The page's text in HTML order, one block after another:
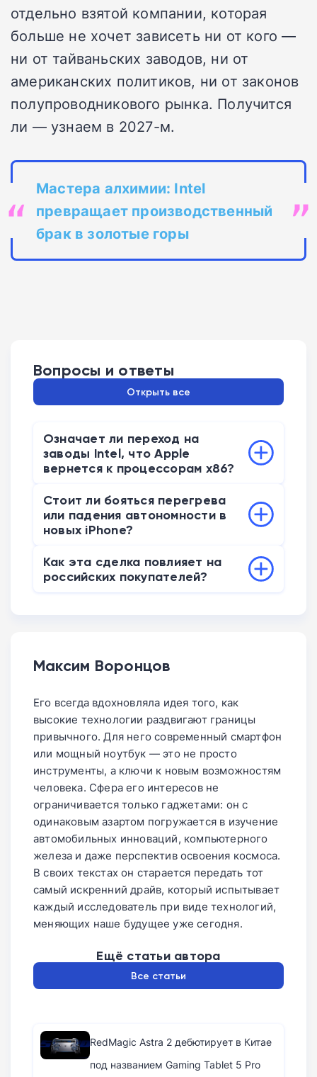
отдельно взятой компании, которая
больше не хочет зависеть ни от кого —
ни от тайваньских заводов, ни от
американских политиков, ни от законов
полупроводникового рынка. Получится
ли — узнаем в 2027-м.
Мастера алхимии: Intel
превращает производственный
брак в золотые горы
Вопросы и ответы
Открыть все
Означает ли переход на
заводы Intel, что Apple
вернется к процессорам x86?
Нет. Intel теперь работает как
контрактный производитель («литейный
цех»), изготавливая чипы исключительно
процессоров, алгоритмы управления
питанием и интеграция с macOS или iOS
Стоит ли бояться перегрева
или падения автономности в
новых iPhone?
Технология Intel 18A-P использует
решения для улучшения
пройдет не менее двух лет, в течение
проверку качества каждой партии.
Как эта сделка повлияет на
российских покупателей?
Устройства с новыми чипами Intel
три года, и для обычного пользователя
разница в «производителе кремния»
будет невидимой.
Максим Воронцов
Его всегда вдохновляла идея того, как
высокие технологии раздвигают границы
привычного. Для него современный смартфон
или мощный ноутбук — это не просто
инструменты, а ключи к новым возможностям
человека. Сфера его интересов не
ограничивается только гаджетами: он с
одинаковым азартом погружается в изучение
автомобильных инноваций, компьютерного
железа и даже перспектив освоения космоса.
В своих текстах он старается передать тот
самый искренний драйв, который испытывает
каждый исследователь при виде технологий,
меняющих наше будущее уже сегодня.
Ещё статьи автора
Все статьи
RedMagic Astra 2 дебютирует в Китае
под названием Gaming Tablet 5 Pro